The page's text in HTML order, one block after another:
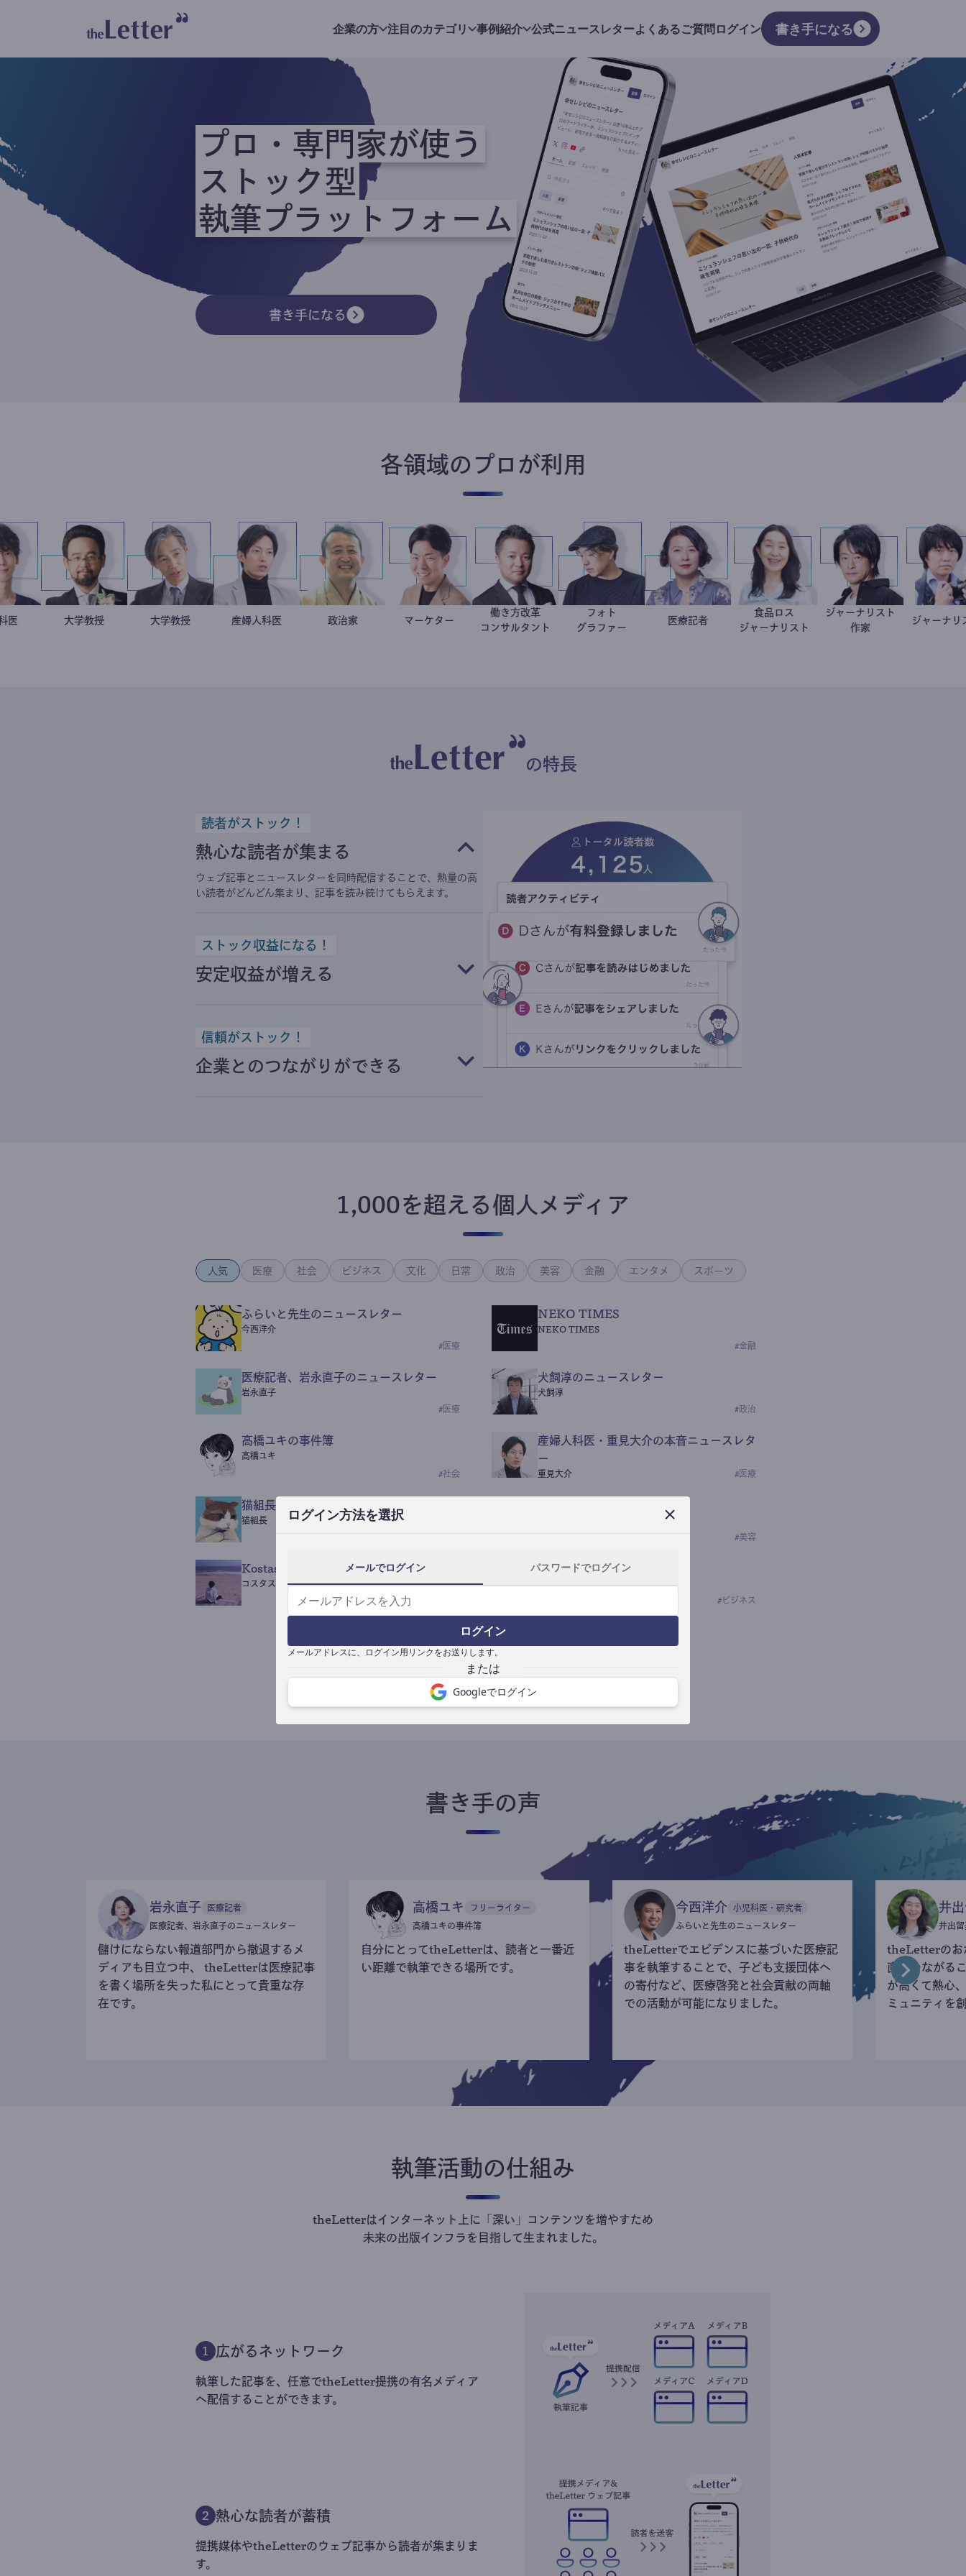
ログイン方法を選択
メールでログイン パスワードでログイン
ログイン
メールアドレスに、ログイン用リンクをお送りします。
Googleでログイン
企業の方 注目のカテゴリ 事例紹介 公式ニュースレターよくあるご質問ログイン 書き手になる
プロ・専門家が使う
ストック型
執筆プラットフォーム
書き手になる
各領域のプロが利用
藤野智哉
精神科医 金谷一朗
大学教授 加藤忠史
大学教授 重見大介
産婦人科医 室谷良平
マーケター
働き方改革
コンサルタント
グラファー
岩永直子
医療記者 井出留美
食品ロス
ジャーナリスト
鈴木エイト
ジャーナリスト
ジ
の特長
読者がストック！
熱心な読者が集まる
ウェブ記事とニュースレターを同時配信することで、熱量の高
い読者がどんどん集まり、記事を読み続けてもらえます。
ストック収益になる！
安定収益が増える
信頼がストック！
企業とのつながりができる
1,000を超える個人メディア
人気 医療 社会 ビジネス 文化 日常 政治 美容 金融 エンタメ スポーツ
ふらいと先生のニュースレター
今西洋介
# 医療
NEKO TIMES
NEKO TIMES
#金融
医療記者、岩永直子のニュースレター
岩永直子
# 医療
犬飼淳のニュースレター
犬飼淳
#政治
高橋ユキの事件簿
高橋ユキ
#社会
産婦人科医・重見大介の本音ニュースレタ
ー
重見大介 # 医療
猫組長POST
猫組長
なつなつ（化粧品・皮膚科学の研究者）
#美容
Kostas Beauty News
コスタス
ｺｯｶﾗSaaS
# ビジネス
書き手になる
書き手の声
岩永直子 医療記者
医療記者、岩永直子のニュースレター
儲けにならない報道部門から撤退するメ
ディアも目立つ中、 theLetterは医療記事
を書く場所を失った私にとって貴重な存
在です。
高橋ユキ フリーライター
高橋ユキの事件簿
自分にとってtheLetterは、読者と一番近
い距離で執筆できる場所です。
今西洋介 小児科医・研究者
ふらいと先生のニュースレター
theLetterでエビデンスに基づいた医療記
事を執筆することで、子ども支援団体へ
の寄付など、医療啓発と社会貢献の両軸
での活動が可能になりました。
井
井出
theLetterのお
直接つながる
が高くて熱心
ミュニティを
執筆活動の仕組み
theLetterはインターネット上に「深い」コンテンツを増やすため
未来の出版インフラを目指して生まれました。
1 広がるネットワーク
執筆した記事を、任意でtheLetter提携の有名メディア
へ配信することができます。
2 熱心な読者が蓄積
提携媒体やtheLetterのウェブ記事から読者が集まりま
す。